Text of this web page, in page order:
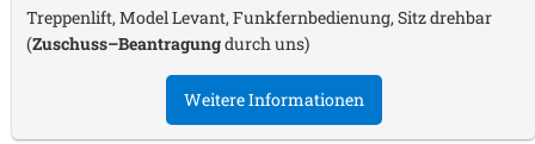
Treppenlift, Model Levant, Funkfernbedienung, Sitz drehbar
(Zuschuss–Beantragungdurch uns)
Weitere Informationen